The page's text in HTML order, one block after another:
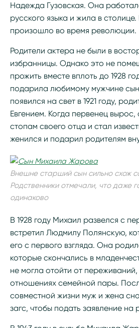
Надежда Гузовская. Она
русского языка и жила в
произошло во время революции.
Родители актера не были в
избранницы. Однако это не
прожить вместе вплоть до 1928
подарила любимому мужчине
появился на свет в 1921 году,
Евгением. Когда первенец
стопам своего отца и стал
женился и подарил родителям
Внешне старший сын сильно схож
Родственники отмечали, что даже
одинаково
В 1928 году Михаил развелся с
встретил Людмилу Полянскую,
его с первого взгляда. Она
которые скончались в
не могла отойти от
отношениях семейной пары.
совместной жизни муж и жена
загс, чтобы подать заявление на